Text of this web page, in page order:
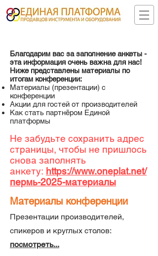
Благодарим вас за заполнение анкеты -
эта информация очень важна для нас!
Ниже представлены материалы по
итогам конференции:
Материалы (презентации) с
конференции
Акции для гостей от производителей
Как стать партнёром Единой
платформы
Не забудьте сохранить адрес
страницы, чтобы не пришлось
снова заполнять
анкету: https://www.oneplat.net/
пермь-2025-материалы
Материалы конференции
Презентации производителей,
спикеров и круглых столов:
посмотреть...